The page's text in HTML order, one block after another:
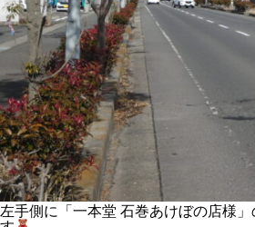
左手側に「一本堂 石巻あけぼの店様